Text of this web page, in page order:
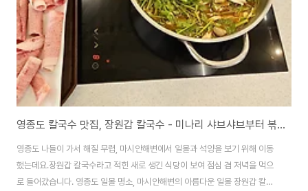
되어 있습니다. 안동 김씨의 후..
영종도 칼국수 맛집, 장원갑 칼국수 - 미나리 샤브샤브부터 볶음밥까지
영종도 나들이 가서 해질 무렵, 마시안해변에서 일몰과 석양을 보기 위해 이동
했는데요.장원갑 칼국수라고 적힌 새로 생긴 식당이 보여 점심 겸 저녁을 먹으
로 들어갔습니다. 영종도 일몰 명소, 마시안해변의 아름다운 일몰 장원갑 칼국